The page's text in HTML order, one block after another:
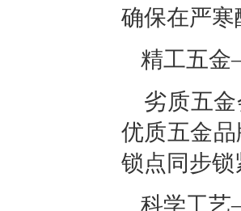
确保在严
精工五
劣质五
优质五金
锁点同步
科学工